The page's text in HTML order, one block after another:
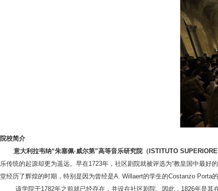
院校简介
意大利拉韦纳“朱塞佩·威尔第”高等音乐研究院（ISTITUTO
乐传统的起源却更为遥远。早在1723年，社区剧院就被评选为“教皇国中最
堂经历了辉煌的时期，特别是因为曾经是A. Willaert的学生的Costanzo Porta
该学院于1782年之前就已经存在，并设在社区剧院。因此，1826年是其